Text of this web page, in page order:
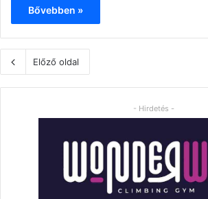
Bővebben »
Előző oldal
- Hirdetés -